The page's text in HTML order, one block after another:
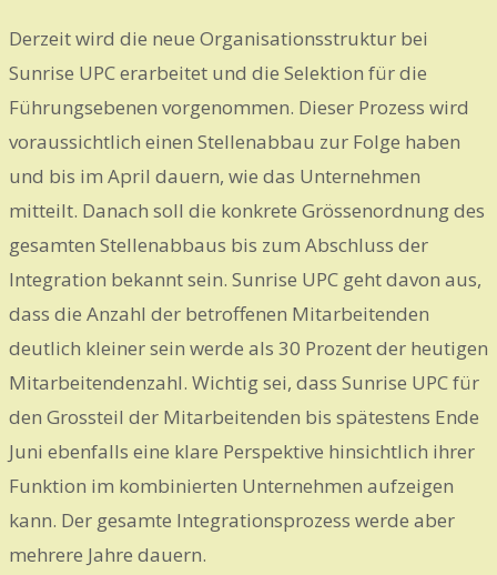
Derzeit wird die neue Organisationsstruktur bei
Sunrise UPC erarbeitet und die Selektion für die
Führungsebenen vorgenommen. Dieser Prozess wird
voraussichtlich einen Stellenabbau zur Folge haben
und bis im April dauern, wie das Unternehmen
mitteilt. Danach soll die konkrete Grössenordnung des
gesamten Stellenabbaus bis zum Abschluss der
Integration bekannt sein. Sunrise UPC geht davon aus,
dass die Anzahl der betroffenen Mitarbeitenden
deutlich kleiner sein werde als 30 Prozent der heutigen
Mitarbeitendenzahl. Wichtig sei, dass Sunrise UPC für
den Grossteil der Mitarbeitenden bis spätestens Ende
Juni ebenfalls eine klare Perspektive hinsichtlich ihrer
Funktion im kombinierten Unternehmen aufzeigen
kann. Der gesamte Integrationsprozess werde aber
mehrere Jahre dauern.